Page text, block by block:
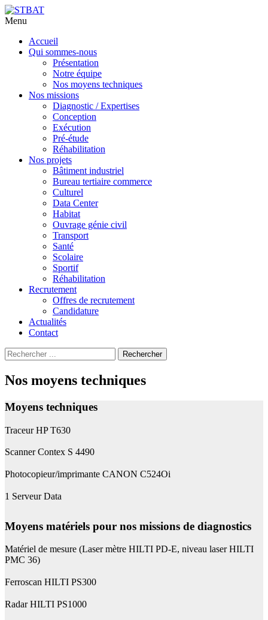
Menu
contenu
Accueil
Qui sommes-nous
Présentation
Notre équipe
Nos moyens techniques
Nos missions
Diagnostic / Expertises
Conception
Exécution
Pré-étude
Réhabilitation
Nos projets
Bâtiment industriel
Bureau tertiaire commerce
Culturel
Data Center
Habitat
Ouvrage génie civil
Transport
Santé
Scolaire
Sportif
Réhabilitation
Recrutement
Offres de recrutement
Candidature
Actualités
Contact
Recherche
pour
:
Rechercher
Nos moyens techniques
Moyens techniques
Traceur HP T630
Scanner Contex S 4490
Photocopieur/imprimante CANON C524Oi
1 Serveur Data
Moyens matériels pour nos missions de diagnostics
Matériel de mesure (Laser mètre HILTI PD-E, niveau laser HILTI
PMC 36)
Ferroscan HILTI PS300
Radar HILTI PS1000